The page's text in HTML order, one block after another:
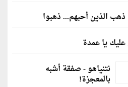
ذهب الذين أحبهم... ذهبوا
يا عمدة
نتنياهو - صفقة أشبه
بالمعجزة!